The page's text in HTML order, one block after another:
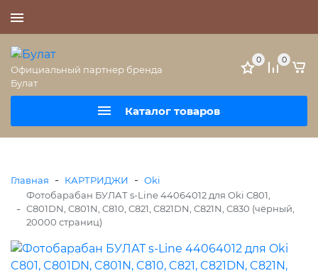
Официальный партнер бренда
Булат
Каталог товаров
0 0
Главная - КАРТРИДЖИ - Oki
-
Фотобарабан БУЛАТ s-Line 44064012 для Oki C801,
C801DN, C801N, C810, C821, C821DN, C821N, C830 (чёрный,
20000 страниц)